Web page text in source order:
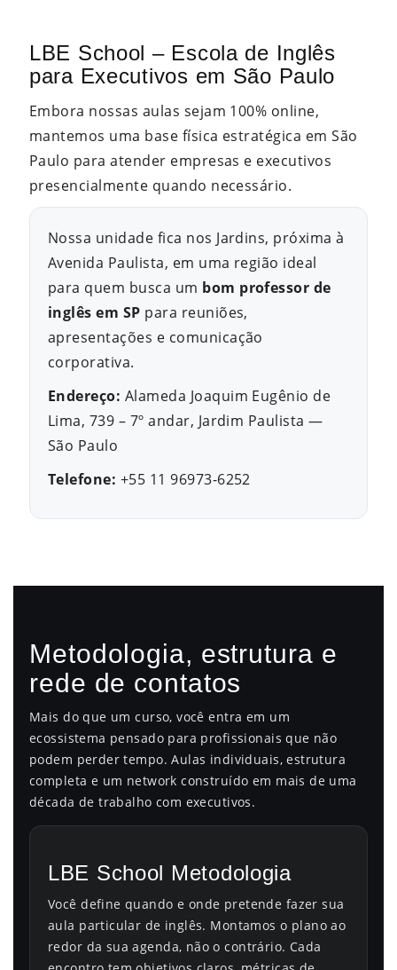
LBE School – Escola de Inglês
para Executivos em São Paulo
Embora nossas aulas sejam 100% online,
mantemos uma base física estratégica em São
Paulo para atender empresas e executivos
presencialmente quando necessário.
Nossa unidade fica nos Jardins, próxima à
Avenida Paulista, em uma região ideal
para quem busca um bom professor de
inglês em SP para reuniões,
apresentações e comunicação
corporativa.
Endereço: Alameda Joaquim Eugênio de
Lima, 739 – 7º andar, Jardim Paulista —
São Paulo
Telefone: +55 11 96973-6252
Metodologia, estrutura e
rede de contatos
Mais do que um curso, você entra em um
ecossistema pensado para profissionais que não
podem perder tempo. Aulas individuais, estrutura
completa e um network construído em mais de uma
década de trabalho com executivos.
LBE School Metodologia
Você define quando e onde pretende fazer sua
aula particular de inglês. Montamos o plano ao
redor da sua agenda, não o contrário. Cada